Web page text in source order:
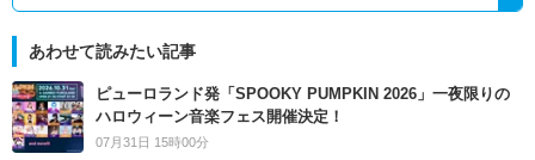
あわせて読みたい記事
ピューロランド発「SPOOKY PUMPKIN 2026」一夜限りの
ハロウィーン音楽フェス開催決定！
07月31日 15時00分